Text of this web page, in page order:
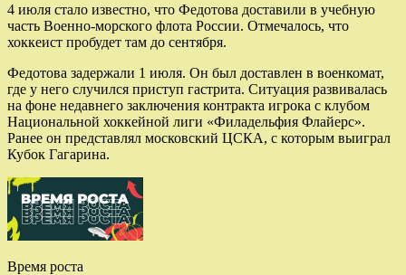
4 июля стало известно, что Федотова доставили в учебную
часть Военно-морского флота России. Отмечалось, что
хоккеист пробудет там до сентября.
Федотова задержали 1 июля. Он был доставлен в военкомат,
где у него случился приступ гастрита. Ситуация развивалась
на фоне недавнего заключения контракта игрока с клубом
Национальной хоккейной лиги «Филадельфия Флайерс».
Ранее он представлял московский ЦСКА, с которым выиграл
Кубок Гагарина.
Время роста